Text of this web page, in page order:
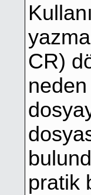
CR)
pratik